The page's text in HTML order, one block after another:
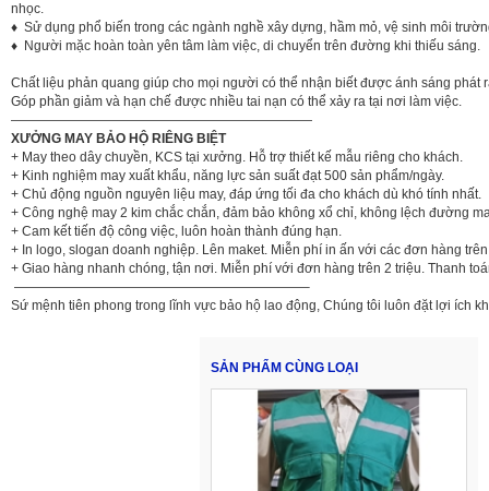
nhọc.
♦ Sử dụng phổ biến trong các ngành nghề xây dựng, hầm mỏ, vệ sinh môi
♦ Người mặc hoàn toàn yên tâm làm việc, di chuyển trên đường khi thiếu sáng.
Chất liệu phản quang giúp cho mọi người có thể nhận biết được ánh sáng phát
Góp phần giảm và hạn chế được nhiều tai nạn có thể xảy ra tại nơi làm việc.
———————————————————————
XƯỞNG MAY BẢO HỘ RIÊNG BIỆT
+ May theo dây chuyền, KCS tại xưởng. Hỗ trợ thiết kế mẫu riêng cho khách.
+ Kinh nghiệm may xuất khẩu, năng lực sản suất đạt 500 sản phẩm/ngày.
+ Chủ động nguồn nguyên liệu may, đáp ứng tối đa cho khách dù khó tính nhất.
+ Công nghệ may 2 kim chắc chắn, đảm bảo không xổ chỉ, không lệch đường
+ Cam kết tiến độ công việc, luôn hoàn thành đúng hạn.
+ In logo, slogan doanh nghiệp. Lên maket. Miễn phí in ấn với các đơn hàng
+ Giao hàng nhanh chóng, tận nơi. Miễn phí với đơn hàng trên 2 triệu. Thanh
——————————————————————–
Sứ mệnh tiên phong trong lĩnh vực bảo hộ lao động, Chúng tôi luôn đặt lợi ích
SẢN PHẨM CÙNG LOẠI